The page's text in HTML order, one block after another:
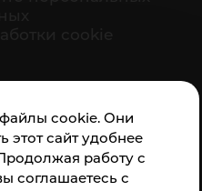
cookie. Они
этот сайт удобнее
работу с
соглашаетесь с